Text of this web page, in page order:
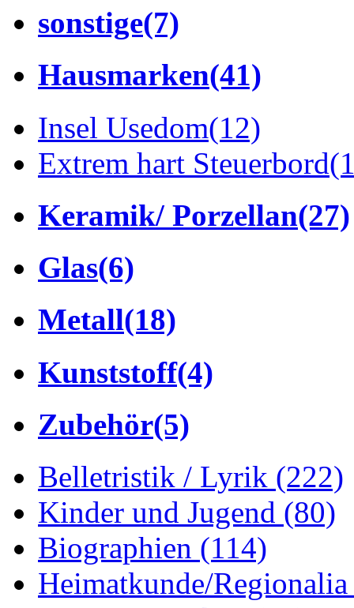
sonstige(7)
Hausmarken(41)
Insel Usedom(12)
Extrem hart Steuerbord
Keramik/ Porzellan(27)
Glas(6)
Metall(18)
Kunststoff(4)
Zubehör(5)
Belletristik / Lyrik (222)
Kinder und Jugend (80)
Biographien (114)
Heimatkunde/